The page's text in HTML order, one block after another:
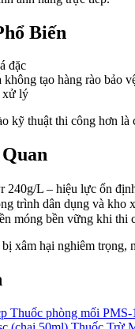
Biến
đặc
tạo hàng rào bảo
xử lý
kỹ thuật thi công hơn là
240g/L – hiệu lực ổn
trình dân dụng và kho
móng bền vững khi thi
xâm hại nghiêm trọng,
Thuốc phòng mối PMS-